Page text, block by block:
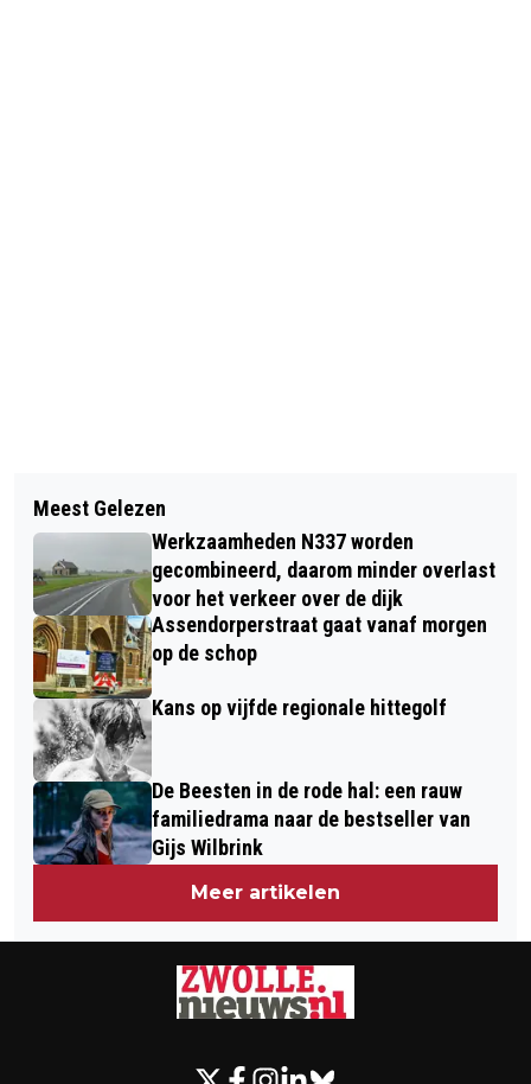
QUARANTAINEPLICHT,
MONDMASKERPLICHT? WAT STAAT
ONS DE KOMENDE WEKEN TE
WACHTEN AAN
CORONAMAATREGELEN?
VERDACHTE AANGEHOUDEN VOOR
BETROKKENHEID EXPLOSIE PUNTMOS
Meest Gelezen
Werkzaamheden N337 worden
gecombineerd, daarom minder overlast
voor het verkeer over de dijk
Assendorperstraat gaat vanaf morgen
op de schop
Kans op vijfde regionale hittegolf
De Beesten in de rode hal: een rauw
familiedrama naar de bestseller van
Gijs Wilbrink
Meer artikelen